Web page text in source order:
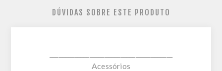
DÚVIDAS SOBRE ESTE PRODUTO
Acessórios